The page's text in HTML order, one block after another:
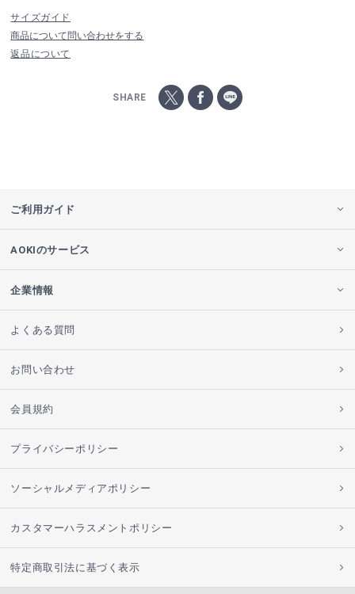
サイズガイド
商品について問い合わせをする
返品について
SHARE
ご利用ガイド
AOKIのサービス
企業情報
よくある質問
お問い合わせ
会員規約
プライバシーポリシー
ソーシャルメディアポリシー
カスタマーハラスメントポリシー
特定商取引法に基づく表示